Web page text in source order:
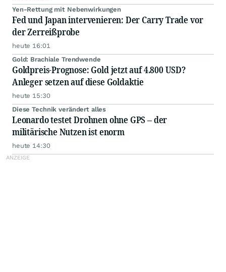
Yen-Rettung mit Nebenwirkungen
Fed und Japan intervenieren: Der Carry Trade vor
der Zerreißprobe
heute 16:01
Gold: Brachiale Trendwende
Goldpreis-Prognose: Gold jetzt auf 4.800 USD?
Anleger setzen auf diese Goldaktie
heute 15:30
Diese Technik verändert alles
Leonardo testet Drohnen ohne GPS – der
militärische Nutzen ist enorm
heute 14:30